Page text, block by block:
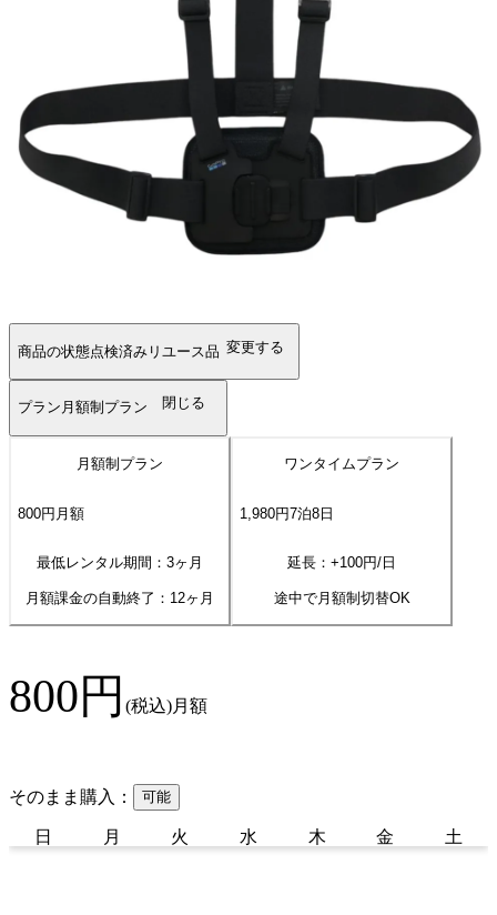
商品の状態点検済みリユース品 変更する
プラン 月額制プラン 閉じる
月額制プラン
800円 月額
最低レンタル期間：3ヶ月
月額課金の自動終了： 12ヶ月
ワンタイムプラン
1,980円7泊8日
延長：+100円/日
途中で月額制切替OK
800円 (税込)月額
そのまま購入： 可能
日 月 火 水 木 金 土